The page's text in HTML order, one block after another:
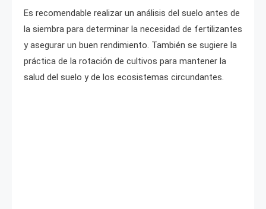
Es recomendable realizar un análisis del suelo antes de
la siembra para determinar la necesidad de fertilizantes
y asegurar un buen rendimiento. También se sugiere la
práctica de la rotación de cultivos para mantener la
salud del suelo y de los ecosistemas circundantes.